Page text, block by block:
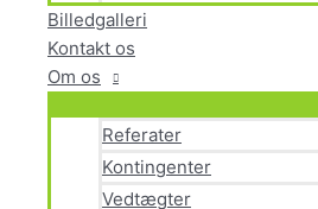
Billedgalleri
Kontakt os
Om os
Referater
Kontingenter
Vedtægter